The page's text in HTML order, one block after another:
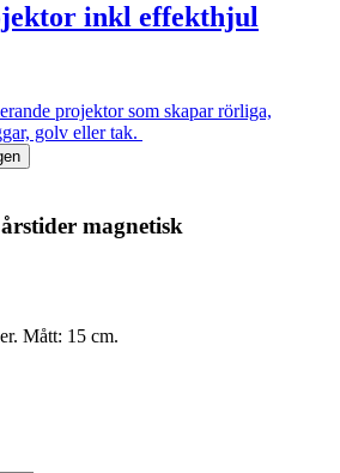
inkl effekthjul
projektor som skapar rörliga,
golv eller tak.
magnetisk
Mått: 15 cm.